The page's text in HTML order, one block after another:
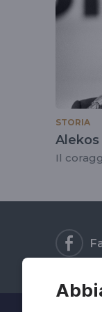
tag
STORIA
Alekos
Il